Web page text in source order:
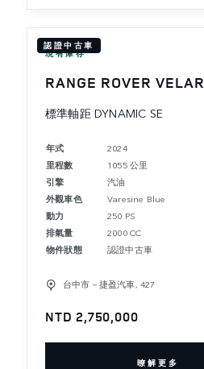
認證中古車
現有庫存
RANGE ROVER VELAR
標準軸距 DYNAMIC SE
年式
2024
里程數
1055 公里
引擎
汽油
外觀車色
Varesine Blue
動力
250 PS
排氣量
2000 CC
物件狀態
認證中古車
台中市－捷盈汽車, 427
NTD 2,750,000
暸解更多